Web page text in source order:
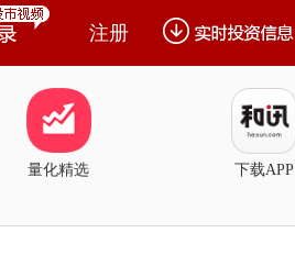
注册
量化精选 下载APP